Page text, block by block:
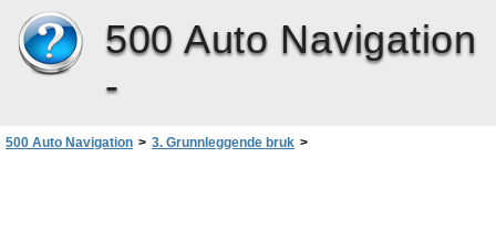
500 Auto Navigation
-
500 Auto Navigation > 3. Grunnleggende bruk >